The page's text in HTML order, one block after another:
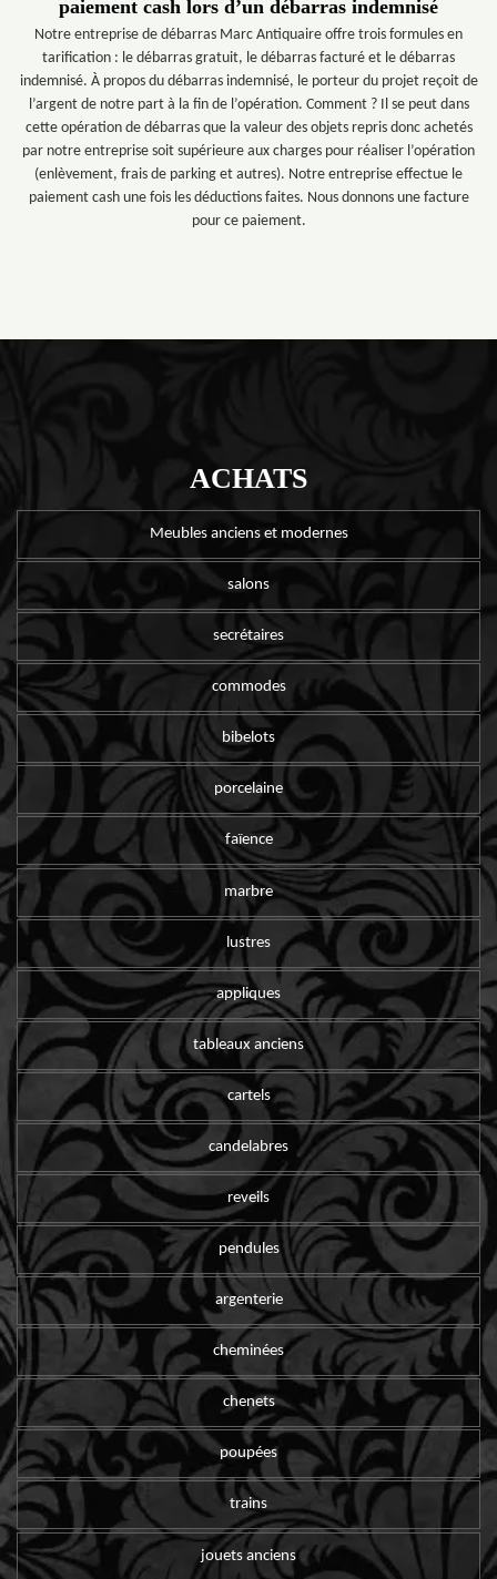
paiement cash lors d’un débarras indemnisé
Notre entreprise de débarras Marc Antiquaire offre trois formules en
tarification : le débarras gratuit, le débarras facturé et le débarras
indemnisé. À propos du débarras indemnisé, le porteur du projet reçoit de
l’argent de notre part à la fin de l’opération. Comment ? Il se peut dans
cette opération de débarras que la valeur des objets repris donc achetés
par notre entreprise soit supérieure aux charges pour réaliser l’opération
(enlèvement, frais de parking et autres). Notre entreprise effectue le
paiement cash une fois les déductions faites. Nous donnons une facture
pour ce paiement.
ACHATS
Meubles anciens et modernes
salons
secrétaires
commodes
bibelots
porcelaine
faïence
marbre
lustres
appliques
tableaux anciens
cartels
candelabres
reveils
pendules
argenterie
cheminées
chenets
poupées
trains
jouets anciens